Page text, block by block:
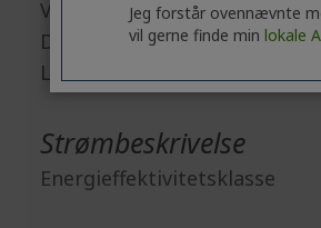
VGA
DisplayPort
Lydlinje ind
Strømbeskrivelse
Energieffektivitetsklasse
Jeg forstår ovennævnte
vil gerne finde min lokale